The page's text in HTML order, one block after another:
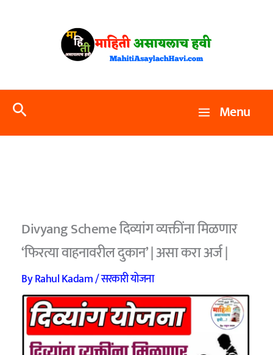
Search Menu
Divyang Scheme दिव्यांग व्यक्तींना मिळणार
‘फिरत्या वाहनावरील दुकान’ | असा करा अर्ज |
ByRahul Kadam/सरकारी योजना